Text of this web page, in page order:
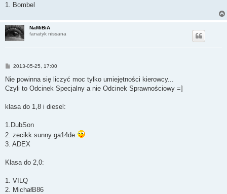
1. Bombel
NaMiBiA
fanatyk nissana
P
s
2013-05-25, 17:00
Nie powinna się liczyć moc tylko umiejętności kierowcy...
Czyli to Odcinek Specjalny a nie Odcinek Sprawnościowy =]
klasa do 1,8 i diesel:
1.DubSon
2. zecikk sunny ga14de
3. ADEX
Klasa do 2,0:
1. VILQ
2. MichałB86